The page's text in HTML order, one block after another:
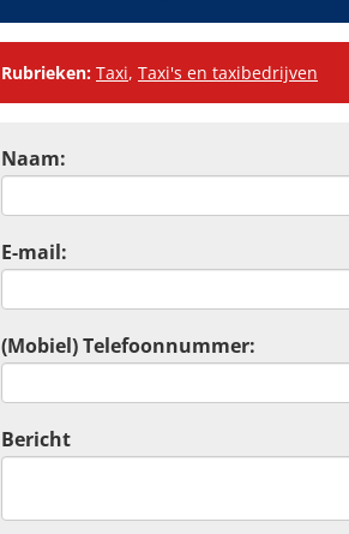
Rubrieken: Taxi, Taxi's en taxibedrijven
Naam:
E-mail:
(Mobiel) Telefoonnummer:
Bericht